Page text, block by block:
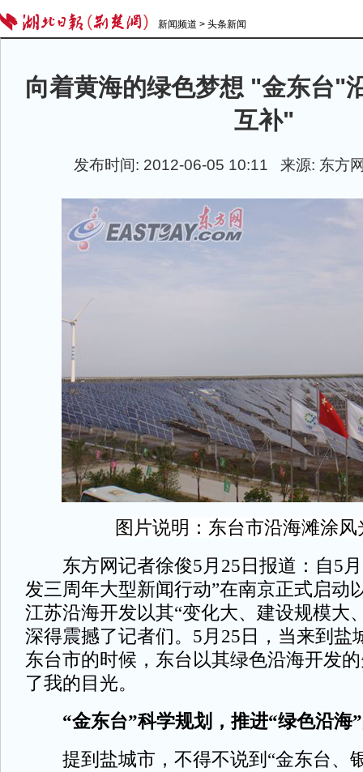
新闻频道 > 头条新闻
向着黄海的绿色梦想 "金东台"
互补"
发布时间: 2012-06-05 10:11 来源: 东
图片说明：东台市沿海滩涂风
东方网记者徐俊5月25日报道：自5月
发三周年大型新闻行动”在南京正式启动
江苏沿海开发以其“变化大、建设规模大
深得震撼了记者们。5月25日，当来到盐
东台市的时候，东台以其绿色沿海开发
了我的目光。
“金东台”科学规划，推进“绿色沿海
提到盐城市，不得不说到“金东台、